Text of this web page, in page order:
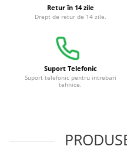
Retur în 14 zile
Drept de retur de 14 zile.
Suport Telefonic
Suport telefonic pentru intrebari
tehnice.